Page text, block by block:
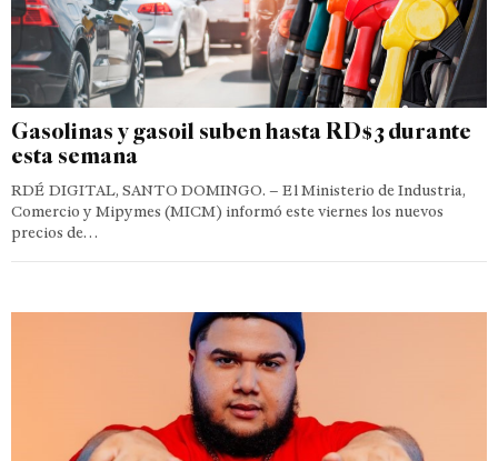
Gasolinas y gasoil suben hasta RD$3 durante
esta semana
RDÉ DIGITAL, SANTO DOMINGO. – El Ministerio de Industria,
Comercio y Mipymes (MICM) informó este viernes los nuevos
precios de…